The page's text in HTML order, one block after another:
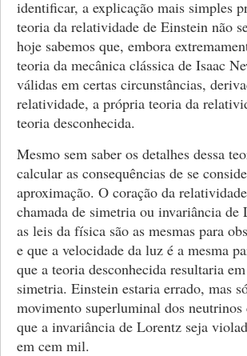
identificar, a explicação mais simples
teoria da relatividade de Einstein não
hoje sabemos que, embora
teoria da mecânica clássica de Isaac
válidas em certas circunstâncias,
relatividade, a própria teoria da
teoria desconhecida.
Mesmo sem saber os detalhes dessa
calcular as consequências de se
aproximação. O coração da
chamada de simetria ou invariância
as leis da física são as mesmas para
e que a velocidade da luz é a mesma
que a teoria desconhecida resultaria
simetria. Einstein estaria errado, mas
movimento superluminal dos
que a invariância de Lorentz seja
em cem mil.